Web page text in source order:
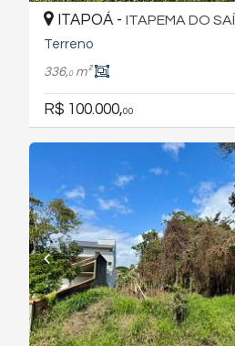
ITAPOÁ - ITAPEMA DO SAÍ
Terreno
336,0m²
R$ 100.000,00